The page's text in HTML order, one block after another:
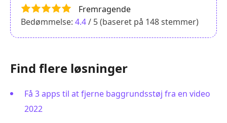
Fremragende
Bedømmelse: 4.4/ 5 (baseret på 148stemmer)
Find flere løsninger
Få 3 apps til at fjerne baggrundsstøj fra en video
2022